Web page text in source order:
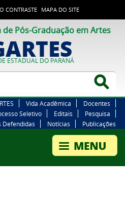
CONTRASTE MAPA DO SITE
de Pós-Graduação em Artes
ESTADUAL DO PARANÁ
Vida Acadêmica
Docentes
Seletivo Editais
Pesquisa
Defendidas
Notícias Publicações